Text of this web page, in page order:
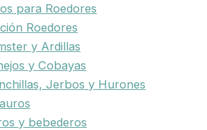
para Roedores
Roedores
y Ardillas
y Cobayas
Jerbos y Hurones
y bebederos